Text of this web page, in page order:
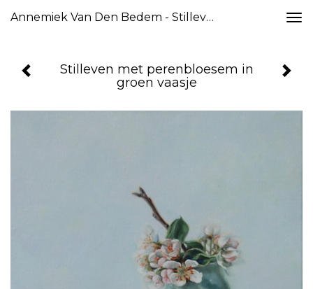
Annemiek Van Den Bedem - Stilleven Met Perenbloesem In Groen Vaasje
Stilleven met perenbloesem in
groen vaasje